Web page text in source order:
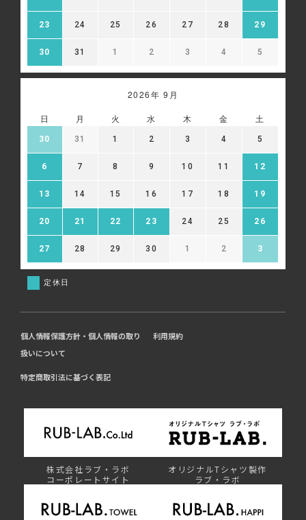
23 24 25 26 27 28 29
30 31 1 2 3 4 5
2026年 9月
日 月 火 水 木 金 土
30 31 1 2 3 4 5
6 7 8 9 10 11 12
13 14 15 16 17 18 19
20 21 22 23 24 25 26
27 28 29 30 1 2 3
定休日
個人情報保護方針・個人情報の取り
扱いについて
利用規約
特定商取引法に基づく表記
株式会社ラブ・ラボ
コーポレートサイト
オリジナルTシャツ製作
ラブ・ラボ